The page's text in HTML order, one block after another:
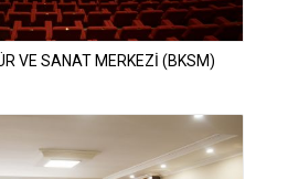
VE SANAT MERKEZİ (BKSM)